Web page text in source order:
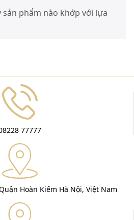
phẩm nào khớp với lựa
77777
Hoàn Kiếm Hà Nội, Việt Nam